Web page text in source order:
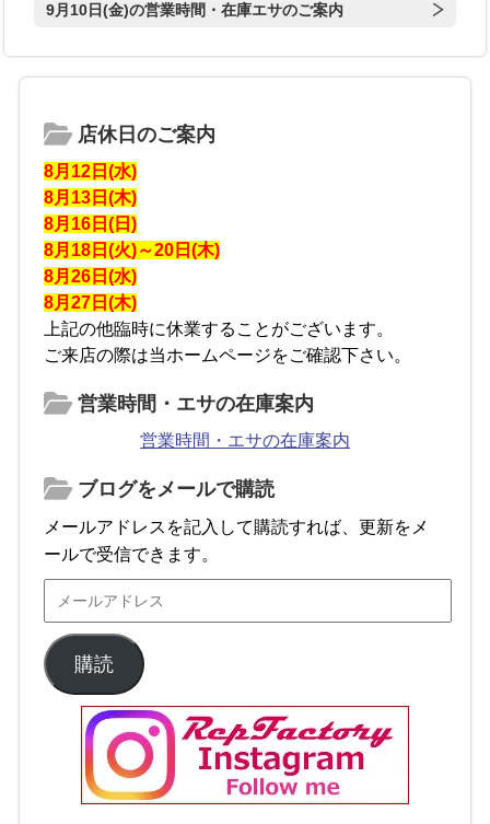
9月10日(金)の営業時間・在庫エサのご案内
店休日のご案内
8月12日(水)
8月13日(木)
8月16日(日)
8月18日(火)～20日(木)
8月26日(水)
8月27日(木)
上記の他臨時に休業することがございます。
ご来店の際は当ホームページをご確認下さい。
営業時間・エサの在庫案内
営業時間・エサの在庫案内
ブログをメールで購読
メールアドレスを記入して購読すれば、更新をメ
ールで受信できます。
購読